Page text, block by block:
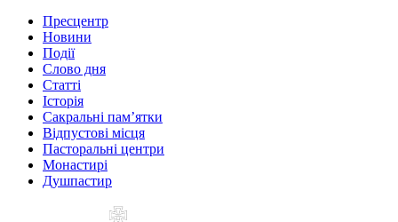
Пресцентр
Новини
Події
Слово дня
Статті
Історія
Сакральні пам’ятки
Відпустові місця
Пасторальні центри
Монастирі
Душпастир